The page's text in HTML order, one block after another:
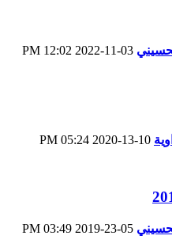
12:02 PM
05:24 PM
03:49 PM